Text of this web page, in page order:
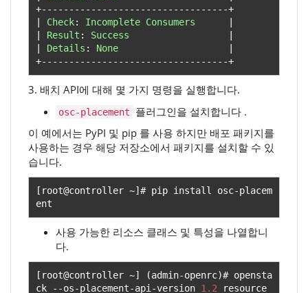
+----------------------------------+
|
Check: Incomplete Consumers
|
|
Result : Success
|
|
Details : None
|
+----------------------------------+
3. 배치 API에 대해 몇 가지 명령을 실행합니다.
osc-placement
플러그인을 설치합니다 .
이 예에서는 PyPI 및 pip 를 사용 하지만 배포 패키지를
사용하는 경우 해당 저장소에서 패키지를 설치할 수 있
습니다.
[ root@controller ~]# pip install osc-placem
ent
사용 가능한 리소스 클래스 및 특성을 나열합니
다.
[ root@controller ~] (admin-openrc)# opensta
ck
--os-placement-api -version 1.2 resource